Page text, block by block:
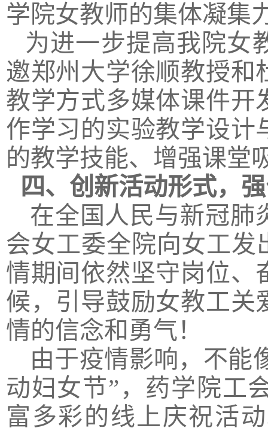
学院女教师的集体凝集
为进一步提高我院女
邀郑州大学徐顺教授和
教学方式多媒体课件开
作学习的实验教学设计
的教学技能、增强课堂
四、 创新活动形式，
在全国人民与新冠肺
会女工委全院向女工发
情期间依然坚守岗位、
候，引导鼓励女教工关
情的信念和勇气！
由于疫情影响，不能
动妇女节”，药学院工
富多彩的线上庆祝活